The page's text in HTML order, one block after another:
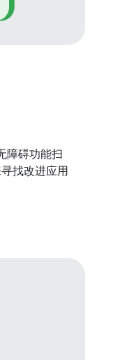
障碍功能扫
找改进应用